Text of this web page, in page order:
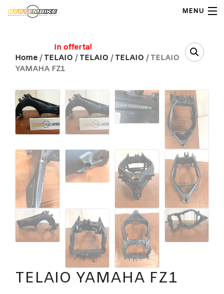
MENU
Home
Shop Moto
Shop Ricambi
Carrello
Contatti
Home / TELAIO / TELAIO / TELAIO / TELAIO
YAMAHA FZ1
In offerta!
TELAIO YAMAHA FZ1